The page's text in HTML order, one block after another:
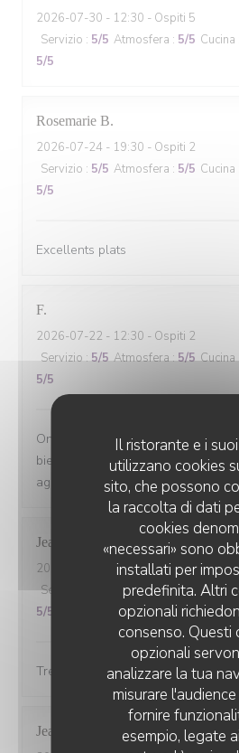
Il ristorante e i
utilizzano cookies
sito, che possono
la raccolta di dati
cookies
«necessari» sono
installati per
predefinita. Altri
opzionali
consenso. Questi
opzionali
analizzare la tua
misurare
fornire
esempio, legate
2026-07-30 - 12:30 - Ospiti 5
Servizio : 5/5 Atmosfera : 5/5 Cucina
5/5
Rosemarie B
2026-07-24 - 19:30 - Ospiti 2
Servizio : 5/5 Atmosfera : 5/5 Cucina
5/5
Excellents plats
F
2026-07-22 - 12:30 - Ospiti 2
Servizio:5/5 Atmosfera:5/5 Cucina
5/5
On s'est régalé avec le menu du
bien cuisinés avec des produits de
agréable. Le tout pour un prix
Jean-louis
2026-07-10
- 19:30 - Ospiti 6
Servizio
Atmosfera: 5/5 Cucina
5/5
Tres bonne cuisine et accueil
Jean marc